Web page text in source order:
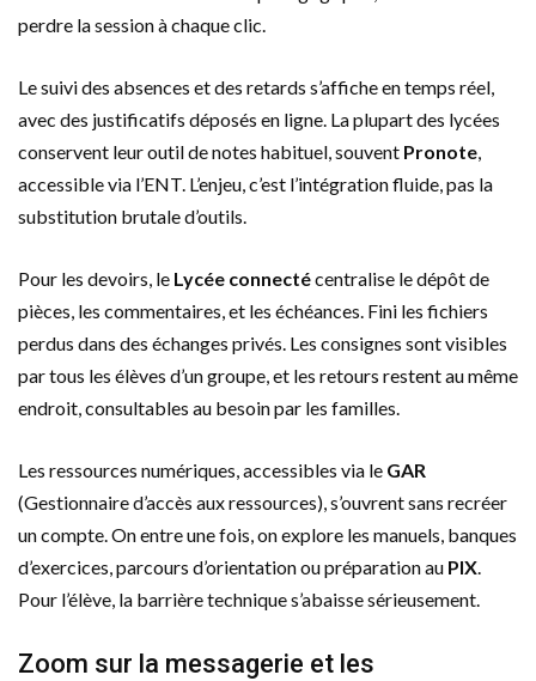
perdre la session à chaque clic.
Le suivi des absences et des retards s’affiche en temps réel,
avec des justificatifs déposés en ligne. La plupart des lycées
conservent leur outil de notes habituel, souvent Pronote,
accessible via l’ENT. L’enjeu, c’est l’intégration fluide, pas la
substitution brutale d’outils.
Pour les devoirs, le Lycée connectécentralise le dépôt de
pièces, les commentaires, et les échéances. Fini les fichiers
perdus dans des échanges privés. Les consignes sont visibles
par tous les élèves d’un groupe, et les retours restent au même
endroit, consultables au besoin par les familles.
Les ressources numériques, accessibles via le GAR
(Gestionnaire d’accès aux ressources), s’ouvrent sans recréer
un compte. On entre une fois, on explore les manuels, banques
d’exercices, parcours d’orientation ou préparation au PIX.
Pour l’élève, la barrière technique s’abaisse sérieusement.
Zoom sur la messagerie et les